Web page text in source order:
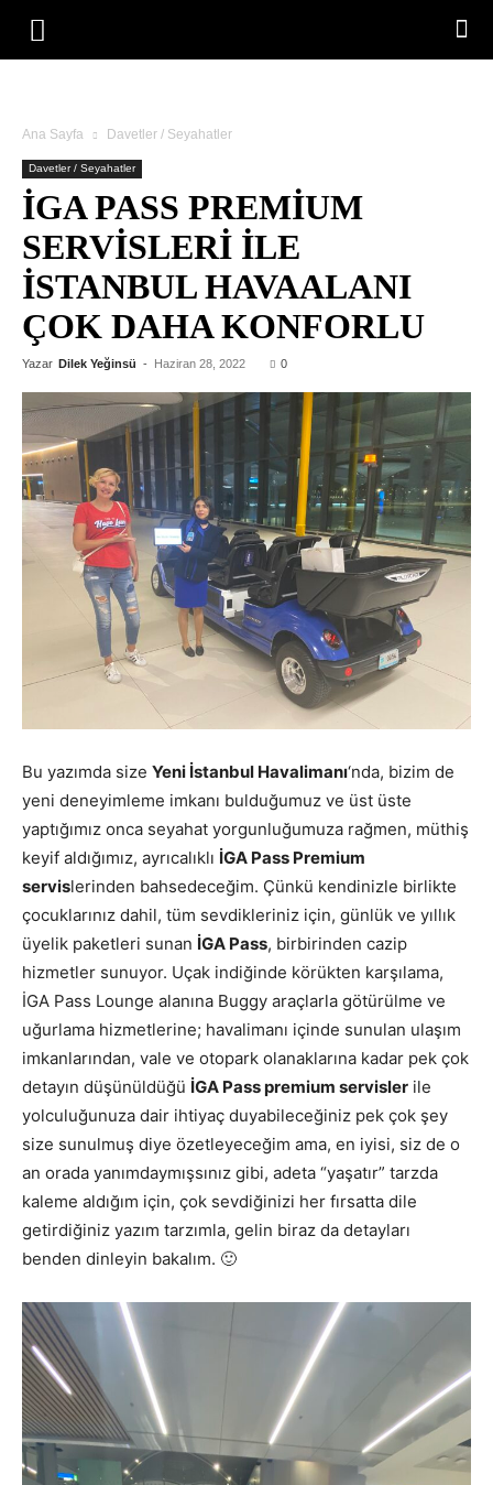
Ana Sayfa Davetler / Seyahatler
Davetler / Seyahatler
İGA PASS PREMIUM
SERVISLERI ILE
İSTANBUL HAVAALANI
ÇOK DAHA KONFORLU
Yazar Dilek Yeğinsü - Haziran 28, 2022 0
Bu yazımda size Yeni İstanbul Havalimanı‘nda, bizim de
yeni deneyimleme imkanı bulduğumuz ve üst üste
yaptığımız onca seyahat yorgunluğumuza rağmen, müthiş
keyif aldığımız, ayrıcalıklı İGA Pass Premium
servislerinden bahsedeceğim. Çünkü kendinizle birlikte
çocuklarınız dahil, tüm sevdikleriniz için, günlük ve yıllık
üyelik paketleri sunan İGA Pass, birbirinden cazip
hizmetler sunuyor. Uçak indiğinde körükten karşılama,
İGA Pass Lounge alanına Buggy araçlarla götürülme ve
uğurlama hizmetlerine; havalimanı içinde sunulan ulaşım
imkanlarından, vale ve otopark olanaklarına kadar pek çok
detayın düşünüldüğü İGA Pass premium servisler ile
yolculuğunuza dair ihtiyaç duyabileceğiniz pek çok şey
size sunulmuş diye özetleyeceğim ama, en iyisi, siz de o
an orada yanımdaymışsınız gibi, adeta “yaşatır” tarzda
kaleme aldığım için, çok sevdiğinizi her fırsatta dile
getirdiğiniz yazım tarzımla, gelin biraz da detayları
benden dinleyin bakalım. 🙂